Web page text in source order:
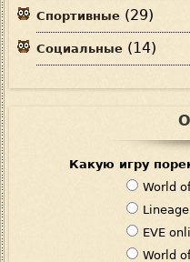
Спортивные (29)
Социальные (14)
Какую игру
В
а
р
и
World
EVE
World